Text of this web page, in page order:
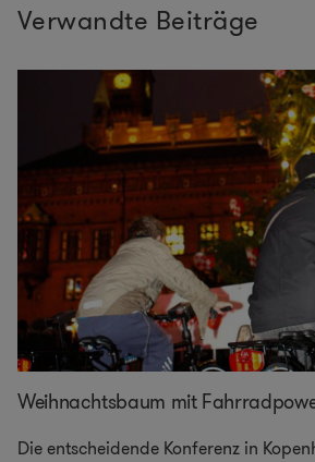
Verwandte Beiträge
Weihnachtsbaum mit
Die entscheidende Konferenz in